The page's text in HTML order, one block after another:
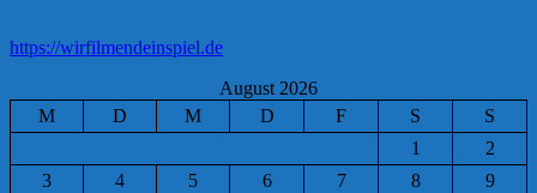
https://wirfilmendeinspiel.de
August 2026
M
D M D F S
S
1
2
3
4 5 6 7 8
9